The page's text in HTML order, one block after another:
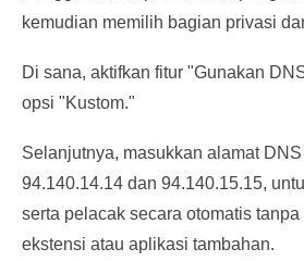
kemudian memilih bagian privasi
Di sana, aktifkan fitur "Gunakan
opsi "Kustom."
Selanjutnya, masukkan alamat
94.140.14.14 dan 94.140.15.15,
serta pelacak secara otomatis
ekstensi atau aplikasi tambahan.